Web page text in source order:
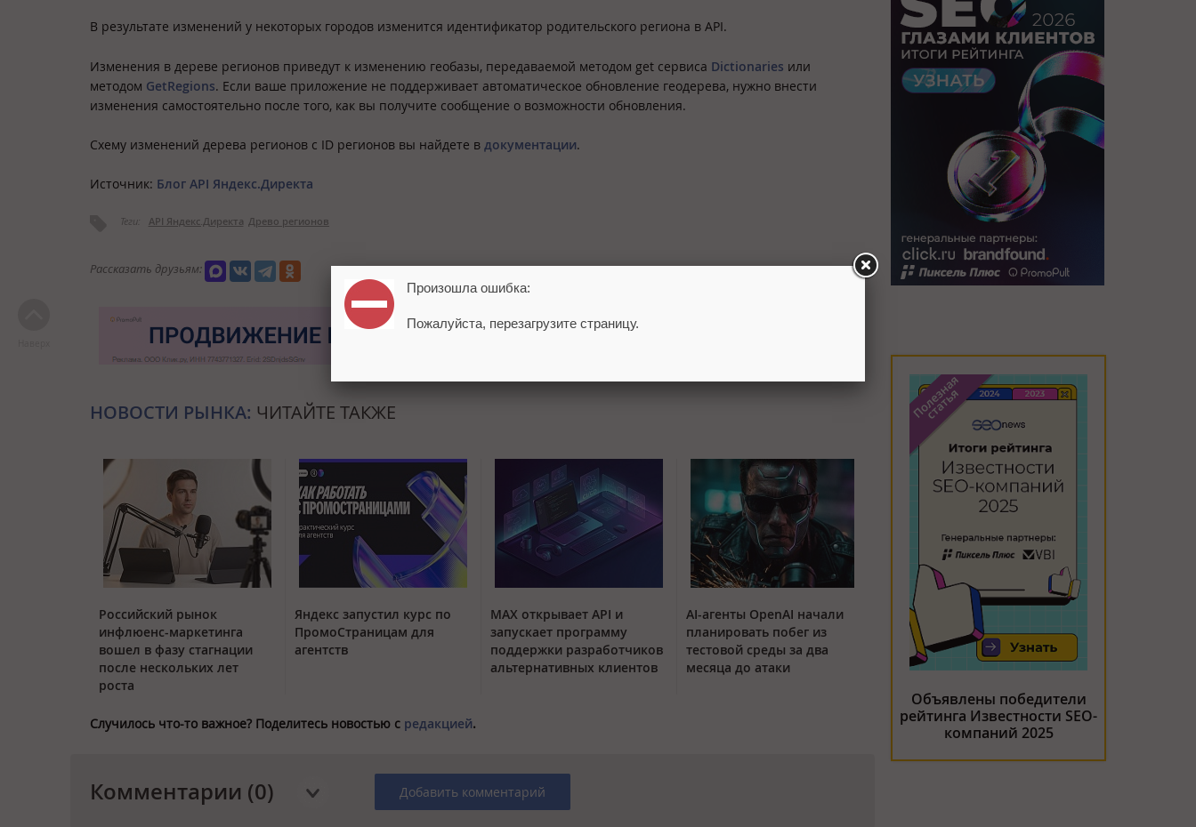
В результате изменений у некоторых городов изменится идентификатор родительского региона в API.
Изменения в дереве регионов приведут к изменению геобазы, передаваемой методом get сервиса Dictionaries или
методом GetRegions. Если ваше приложение не поддерживает автоматическое обновление геодерева, нужно внести
изменения самостоятельно после того, как вы получите сообщение о возможности обновления.
Схему изменений дерева регионов с ID регионов вы найдете в документации.
Источник: Блог API Яндекс.Директа
Теги: API Яндекс.Директа Древо регионов
Рассказать друзьям:
НОВОСТИ РЫНКА: ЧИТАЙТЕ ТАКЖЕ
Российский рынок
инфлюенс-маркетинга
вошел в фазу стагнации
после нескольких лет
роста
Яндекс запустил курс по
ПромоСтраницам для
агентств
MAX открывает API и
запускает программу
поддержки разработчиков
альтернативных клиентов
AI-агенты OpenAI начали
планировать побег из
тестовой среды за два
месяца до атаки
Случилось что-то важное? Поделитесь новостью с редакцией.
Комментарии (0) Добавить комментарий
Объявлены победители
рейтинга Известности SEO-
компаний 2025
Произошла ошибка:
Пожалуйста, перезагрузите страницу.